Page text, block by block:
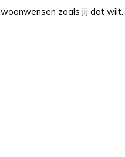
woonwensen zoals jij dat wilt.